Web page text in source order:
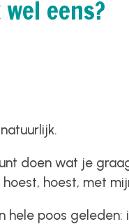
eens?
doen wat je
hoest, met
hele poos